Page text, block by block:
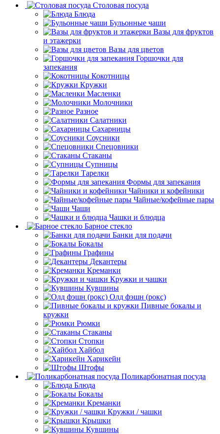
Столовая посуда
Блюда
Бульонные чаши
Вазы для фруктов
и этажерки
Вазы для цветов
Горшочки для
запекания
Кокотницы
Кружки
Масленки
Молочники
Разное
Салатники
Сахарницы
Соусники
Спецовники
Стаканы
Супницы
Тарелки
Формы для запекания
Чайники и кофейники
Чайные/кофейные пары
Чаши
Чашки и блюдца
Барное стекло
Банки для подачи
Бокалы
Графины
Декантеры
Креманки
Кружки и чашки
Кувшины
Олд фэшн (рокс)
Пивные бокалы и
кружки
Рюмки
Стаканы
Стопки
Хайбол
Харикейн
Штофы
Поликарбонатная посуда
Блюда
Бокалы
Креманки
Кружки / чашки
Крышки
Кувшины